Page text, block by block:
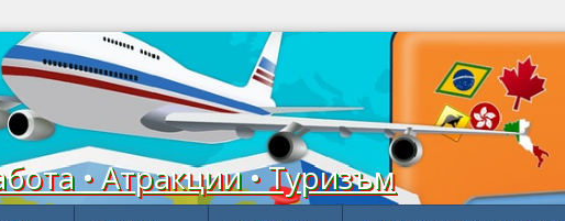
• Атракции • Туризъм